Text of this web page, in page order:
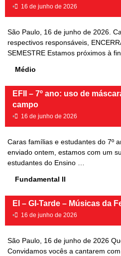
• 16 de junho de 2026
São Paulo, 16 de junho de 2026.
respectivos responsáveis,
SEMESTRE Estamos próximos à
Médio
EFII – 7º ano: uso de
campo
• 16 de junho de 2026
Caras famílias e estudantes do 7º
enviado ontem, estamos com um
estudantes do Ensino …
Fundamental II
EI – GI-Tarde – Músicas da
• 16 de junho de 2026
São Paulo, 16 de junho de 2026
Convidamos vocês a cantarem